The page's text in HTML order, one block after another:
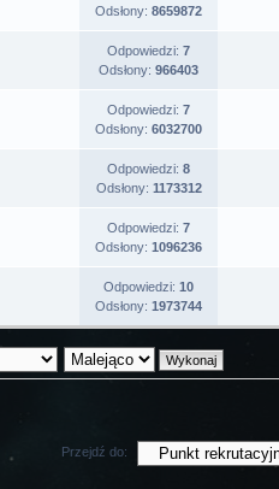
Odsłony: 8659872
Odpowiedzi: 7
Odsłony: 966403
Odpowiedzi: 7
Odsłony: 6032700
Odpowiedzi: 8
Odsłony: 1173312
Odpowiedzi: 7
Odsłony: 1096236
Odpowiedzi: 10
Odsłony: 1973744
Przejdź do: